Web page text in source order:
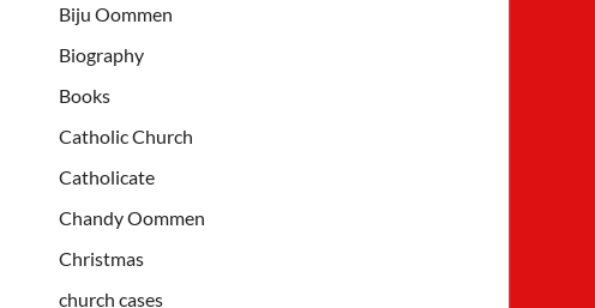
Biju Oommen
Biography
Books
Catholic Church
Catholicate
Chandy Oommen
Christmas
church cases